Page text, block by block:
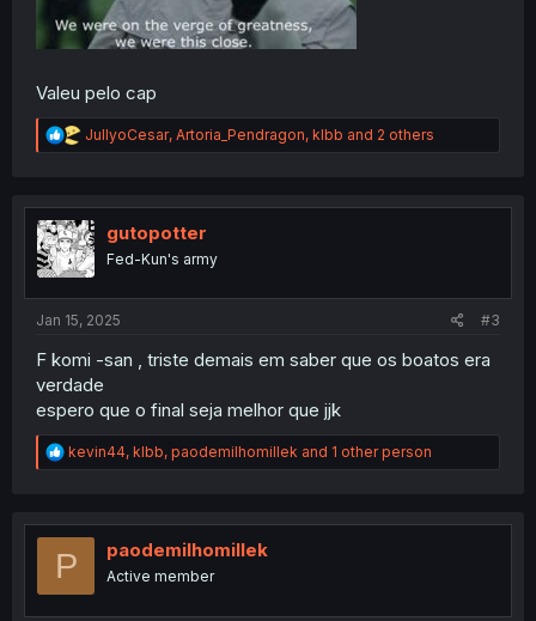
Valeu pelo cap
R
e
t
i
o
n
JullyoCesar, Artoria_Pendragon, klbb and 2 others
gutopotter
Fed-Kun's army
Jan 15, 2025 #3
F komi -san , triste demais em saber que os boatos era
verdade
espero que o final seja melhor que jjk
R
e
t
o
kevin44, klbb, paodemilhomillek and 1 other person
P paodemilhomillek
Active member